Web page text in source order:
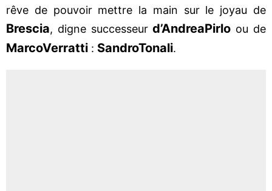
rêve de pouvoir mettre la main sur le joyau de
Brescia, digne successeurd’AndreaPirlo ou de
MarcoVerratti : SandroTonali.